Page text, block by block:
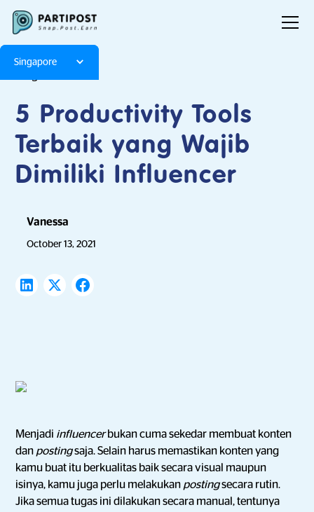
Singapore
5 Productivity Tools
Terbaik yang Wajib
Dimiliki Influencer
Vanessa
October 13, 2021
Menjadi influencerbukan cuma sekedar membuat konten
dan postingsaja. Selain harus memastikan konten yang
kamu buat itu berkualitas baik secara visual maupun
isinya, kamu juga perlu melakukan postingsecara rutin.
Jika semua tugas ini dilakukan secara manual, tentunya